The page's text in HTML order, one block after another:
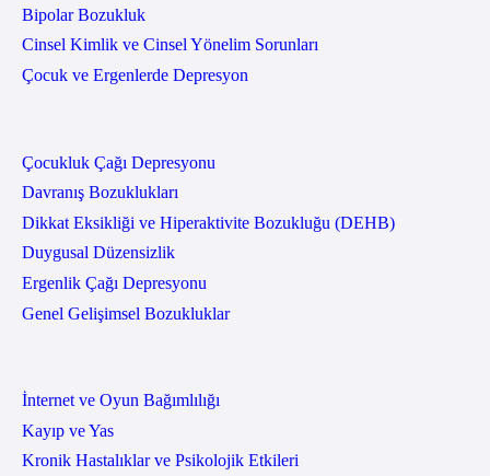
Bipolar Bozukluk
Cinsel Kimlik ve Cinsel Yönelim Sorunları
Çocuk ve Ergenlerde Depresyon
Çocukluk Çağı Depresyonu
Davranış Bozuklukları
Dikkat Eksikliği ve Hiperaktivite Bozukluğu (DEHB)
Duygusal Düzensizlik
Ergenlik Çağı Depresyonu
Genel Gelişimsel Bozukluklar
İnternet ve Oyun Bağımlılığı
Kayıp ve Yas
Kronik Hastalıklar ve Psikolojik Etkileri